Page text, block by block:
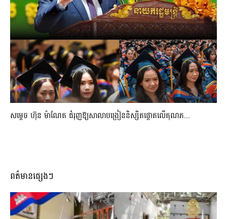
សម្តេច ហ៊ុន ម៉ាណែត ជំរុញឱ្យសាលាបង្រៀននិស្សិតផ្តោតលើគុណភ...
ពត៌មានផ្សេងៗ